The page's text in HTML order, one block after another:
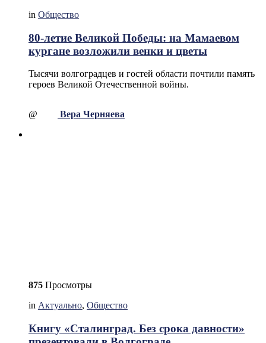
in Общество
80-летие Великой Победы: на Мамаевом
кургане возложили венки и цветы
Тысячи волгоградцев и гостей области почтили память
героев Великой Отечественной войны.
@ Вера Черняева
875 Просмотры
in Актуально, Общество
Книгу «Сталинград. Без срока давности»